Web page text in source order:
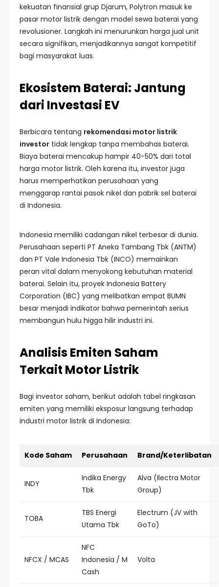
kekuatan finansial grup Djarum, Polytron masuk ke
pasar motor listrik dengan model sewa baterai yang
revolusioner. Langkah ini menurunkan harga jual unit
secara signifikan, menjadikannya sangat kompetitif
bagi masyarakat luas.
Ekosistem Baterai: Jantung
dari Investasi EV
Berbicara tentang rekomendasi motor listrik
investor tidak lengkap tanpa membahas baterai.
Biaya baterai mencakup hampir 40-50% dari total
harga motor listrik. Oleh karena itu, investor juga
harus memperhatikan perusahaan yang
menggarap rantai pasok nikel dan pabrik sel baterai
di Indonesia.
Indonesia memiliki cadangan nikel terbesar di dunia.
Perusahaan seperti PT Aneka Tambang Tbk (ANTM)
dan PT Vale Indonesia Tbk (INCO) memainkan
peran vital dalam menyokong kebutuhan material
baterai. Selain itu, proyek Indonesia Battery
Corporation (IBC) yang melibatkan empat BUMN
besar menjadi indikator bahwa pemerintah serius
membangun hulu higga hilir industri ini.
Analisis Emiten Saham
Terkait Motor Listrik
Bagi investor saham, berikut adalah tabel ringkasan
emiten yang memiliki eksposur langsung terhadap
industri motor listrik di Indonesia:
Kode Saham Perusahaan Brand/Keterlibatan
INDY
Indika Energy
Tbk
Alva (Ilectra Motor
Group)
TOBA
TBS Energi
Utama Tbk
Electrum (JV with
GoTo)
NFCX / MCAS
NFC
Indonesia / M
Cash
Volta